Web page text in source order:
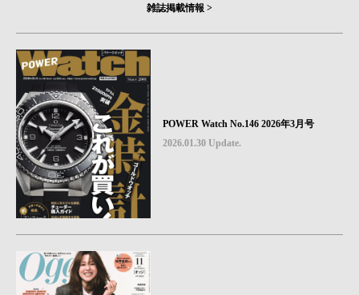
雑誌掲載情報 >
POWER Watch No.146 2026年3月号
2026.01.30 Update.